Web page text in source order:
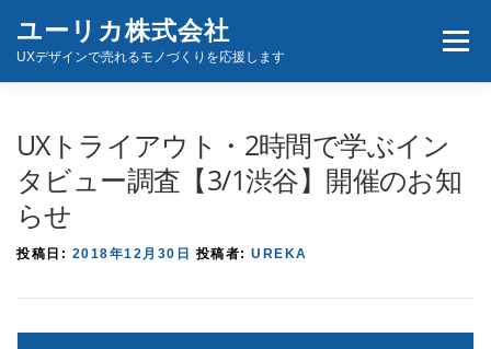
ユーリカ株式会社
UXデザインで売れるモノづくりを応援します
メニ
UXトライアウト・2時間で学ぶイン
タビュー調査【3/1渋谷】開催のお知
らせ
投稿日: 2018年12月30日 投稿者: UREKA